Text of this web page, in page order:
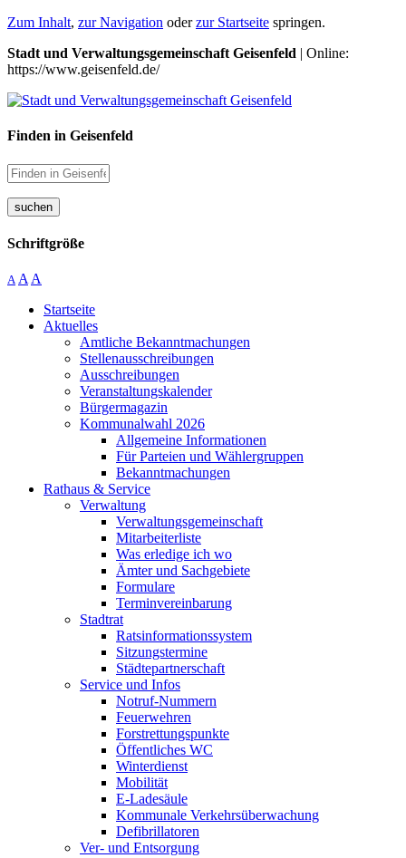
Zum Inhalt, zur Navigation oderzur Startseite springen.
Stadt und Verwaltungsgemeinschaft Geisenfeld | Online:
https://www.geisenfeld.de/
Finden in Geisenfeld
suchen
Schriftgröße
A A A
Startseite
Aktuelles
Amtliche Bekanntmachungen
Stellenausschreibungen
Ausschreibungen
Veranstaltungskalender
Bürgermagazin
Kommunalwahl 2026
Allgemeine Informationen
Für Parteien und Wählergruppen
Bekanntmachungen
Rathaus & Service
Verwaltung
Verwaltungsgemeinschaft
Mitarbeiterliste
Was erledige ich wo
Ämter und Sachgebiete
Formulare
Terminvereinbarung
Stadtrat
Ratsinformationssystem
Sitzungstermine
Städtepartnerschaft
Service und Infos
Notruf-Nummern
Feuerwehren
Forstrettungspunkte
Öffentliches WC
Winterdienst
Mobilität
E-Ladesäule
Kommunale Verkehrsüberwachung
Defibrillatoren
Ver- und Entsorgung